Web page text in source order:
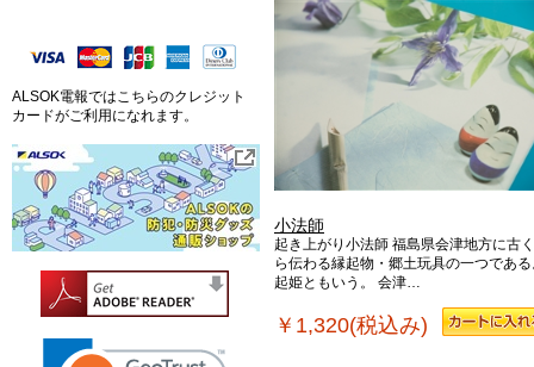
小法師
起き上がり小法師 福島県会津地方に古
ら伝わる縁起物・郷土玩具の一つであ
起姫ともいう。 会津…
￥1,320(税込み)
ALSOK電報ではこちらのクレジット
カードがご利用になれます。